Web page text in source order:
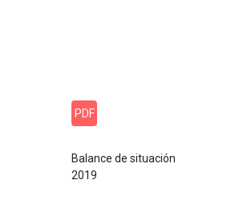
PDF
Balance de situación
2019